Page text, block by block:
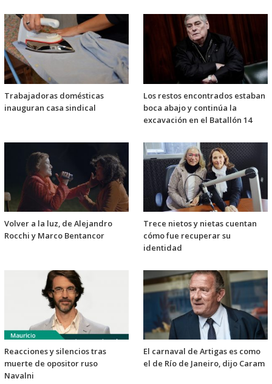
Trabajadoras domésticas
inauguran casa sindical
Los restos encontrados estaban
boca abajo y continúa la
excavación en el Batallón 14
Volver a la luz, de Alejandro
Rocchi y Marco Bentancor
Trece nietos y nietas cuentan
cómo fue recuperar su
identidad
Reacciones y silencios tras
muerte de opositor ruso
Navalni
El carnaval de Artigas es como
el de Río de Janeiro, dijo Caram